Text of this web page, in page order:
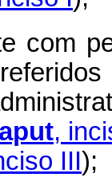
com
,
III);